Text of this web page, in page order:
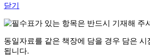
닫기
표가 있는 항목은 반드시 기재해 주
동일자료를 같은 책장에 담을 경우 담은 시
됩니다.